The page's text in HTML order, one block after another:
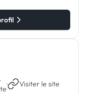
· Visiter le site